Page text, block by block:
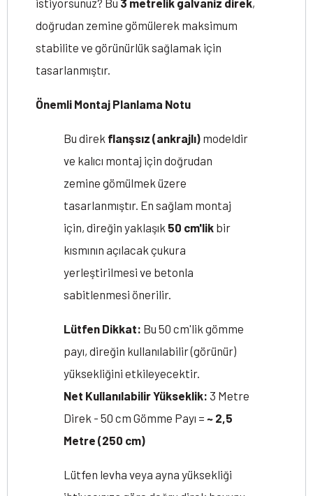
istiyorsunuz? Bu 3 metrelik galvaniz direk,
doğrudan zemine gömülerek maksimum
stabilite ve görünürlük sağlamak için
tasarlanmıştır.
Önemli Montaj Planlama Notu
Bu direk flanşsız (ankrajlı) modeldir
ve kalıcı montaj için doğrudan
zemine gömülmek üzere
tasarlanmıştır. En sağlam montaj
için, direğin yaklaşık 50 cm'lik bir
kısmının açılacak çukura
yerleştirilmesi ve betonla
sabitlenmesi önerilir.
Lütfen Dikkat: Bu 50 cm'lik gömme
payı, direğin kullanılabilir (görünür)
yüksekliğini etkileyecektir.
Net Kullanılabilir Yükseklik: 3 Metre
Direk - 50 cm Gömme Payı = ~ 2,5
Metre (250 cm)
Lütfen levha veya ayna yüksekliği